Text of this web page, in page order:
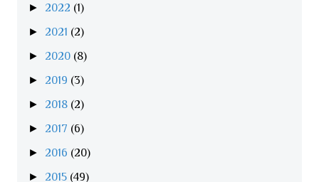
► 2022 (1)
► 2021 (2)
► 2020 (8)
► 2019 (3)
► 2018 (2)
► 2017 (6)
► 2016 (20)
► 2015 (49)